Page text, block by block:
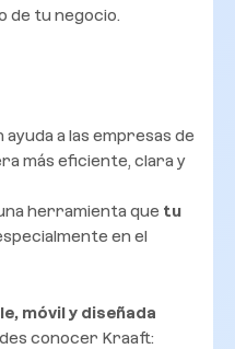
de tu negocio.
a las empresas de
más eficiente, clara y
herramienta que tu
en el
móvil y diseñada
conocer Kraaft: